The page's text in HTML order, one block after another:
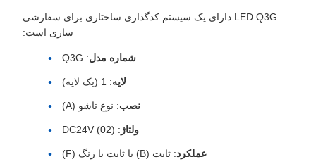
LED Q3G دارای یک سیستم کدگذاری ساختاری برای سفارشی
سازی است:
شماره مدل: Q3G
لایه: 1 (یک لایه)
نصب: نوع تاشو (A)
ولتاژ : DC24V (02)
عملکرد: ثابت (B) یا ثابت با زنگ (F)